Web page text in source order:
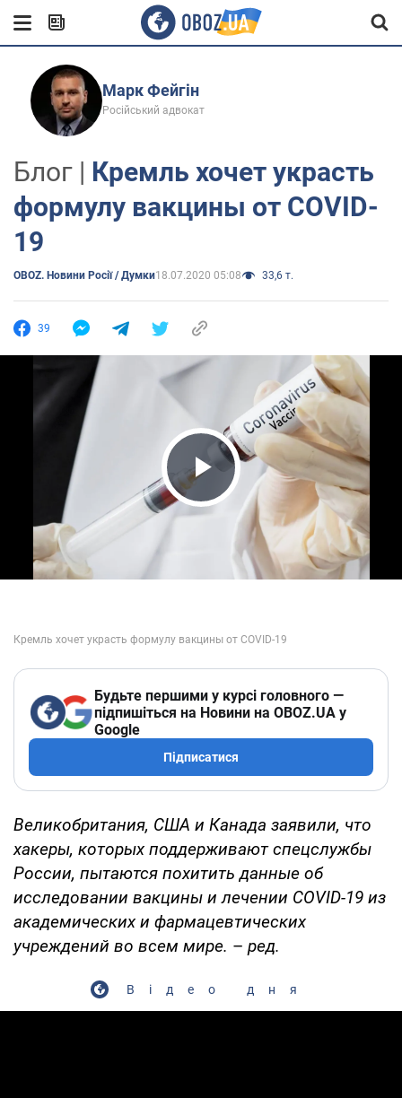
Марк Фейгін
Російський адвокат
Блог | Кремль хочет украсть
формулу вакцины от COVID-
19
OBOZ. Новини Росії / Думки18.07.2020 05:08 33,6 т.
39
Play Video
Будьте першими у курсі головного —
підпишіться на Новини на OBOZ.UA у
Google
Підписатися
Великобритания, США и Канада заявили, что
хакеры, которых поддерживают спецслужбы
России, пытаются похитить данные об
исследовании вакцины и лечении COVID-19 из
академических и фармацевтических
учреждений во всем мире. – ред.
Відео дня